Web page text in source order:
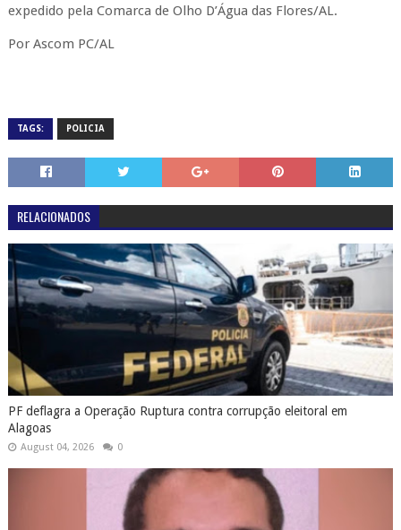
expedido pela Comarca de Olho D’Água das Flores/AL.
Por Ascom PC/AL
TAGS: POLICIA
RELACIONADOS
PF deflagra a Operação Ruptura contra corrupção eleitoral em
Alagoas
August 04, 2026 0